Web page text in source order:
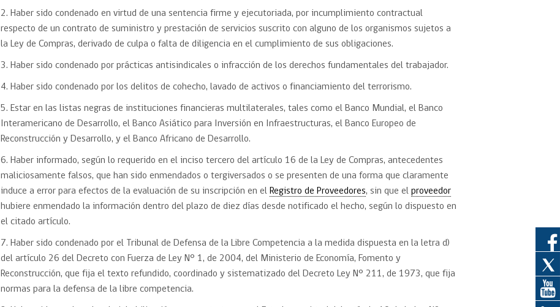
Ciberseguridad
Emergencias
Gestión de Contratos
Compras públicas con
2. Haber sido condenado en virtud de una sentencia firme y ejecutoriada, por incumplimiento contractual
respecto de un contrato de suministro y prestación de servicios suscrito con alguno de los organismos sujetos a
la Ley de Compras, derivado de culpa o falta de diligencia en el cumplimiento de sus obligaciones.
3. Haber sido condenado por prácticas antisindicales o infracción de los derechos fundamentales del trabajador.
4. Haber sido condenado por los delitos de cohecho, lavado de activos o financiamiento del terrorismo.
5. Estar en las listas negras de instituciones financieras multilaterales, tales como el Banco Mundial, el Banco
Interamericano de Desarrollo, el Banco Asiático para Inversión en Infraestructuras, el Banco Europeo de
Reconstrucción y Desarrollo, y el Banco Africano de Desarrollo.
6. Haber informado, según lo requerido en el inciso tercero del artículo 16 de la Ley de Compras, antecedentes
maliciosamente falsos, que han sido enmendados o tergiversados o se presenten de una forma que claramente
induce a error para efectos de la evaluación de su inscripción en el Registro de Proveedores, sin que elproveedor
hubiere enmendado la información dentro del plazo de diez días desde notificado el hecho, según lo dispuesto en
el citado artículo.
7. Haber sido condenado por el Tribunal de Defensa de la Libre Competencia a la medida dispuesta en la letra d)
del artículo 26 del Decreto con Fuerza de Ley N° 1, de 2004, del Ministerio de Economía, Fomento y
Reconstrucción, que fija el texto refundido, coordinado y sistematizado del Decreto Ley N° 211, de 1973, que fija
normas para la defensa de la libre competencia.